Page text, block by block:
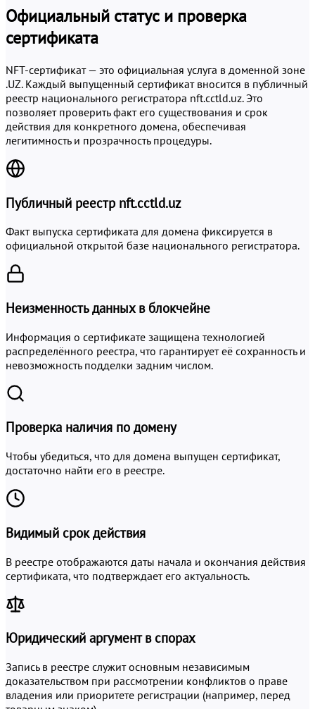
Официальный статус и проверка
сертификата
NFT-сертификат — это официальная услуга в доменной зоне
.UZ. Каждый выпущенный сертификат вносится в публичный
реестр национального регистратора nft.cctld.uz. Это
позволяет проверить факт его существования и срок
действия для конкретного домена, обеспечивая
легитимность и прозрачность процедуры.
Публичный реестр nft.cctld.uz
Факт выпуска сертификата для домена фиксируется в
официальной открытой базе национального регистратора.
Неизменность данных в блокчейне
Информация о сертификате защищена технологией
распределённого реестра, что гарантирует её сохранность и
невозможность подделки задним числом.
Проверка наличия по домену
Чтобы убедиться, что для домена выпущен сертификат,
достаточно найти его в реестре.
Видимый срок действия
В реестре отображаются даты начала и окончания действия
сертификата, что подтверждает его актуальность.
Юридический аргумент в спорах
Запись в реестре служит основным независимым
доказательством при рассмотрении конфликтов о праве
владения или приоритете регистрации (например, перед